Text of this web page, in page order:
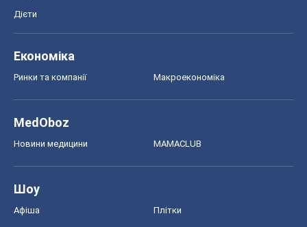
Дієти
Економіка
Ринки та компанії Макроекономіка
MedOboz
Новини медицини MAMACLUB
Шоу
Афіша Плітки